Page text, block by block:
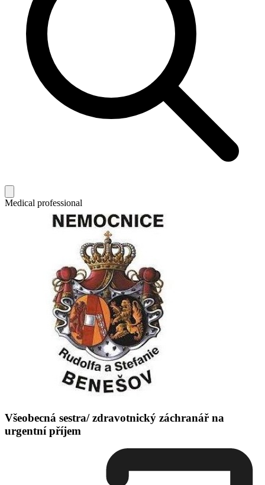
Medical professional
Všeobecná sestra/ zdravotnický záchranář na
urgentní příjem